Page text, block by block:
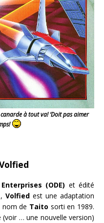
à tout va! ‘Doit pas aimer
(ODE) et édité
Volfied est une adaptation
nom de Taito sorti en 1989.
… une nouvelle version)